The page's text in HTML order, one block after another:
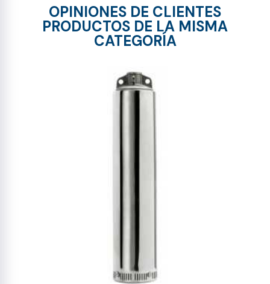
OPINIONES DE CLIENTES
PRODUCTOS DE LA MISMA
CATEGORÍA